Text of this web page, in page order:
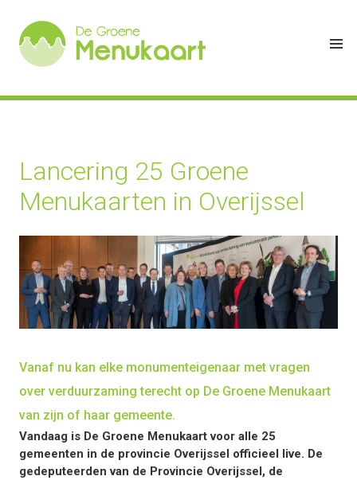
Lancering 25 Groene
Menukaarten in Overijssel
Vanaf nu kan elke monumenteigenaar met vragen
over verduurzaming terecht op De Groene Menukaart
van zijn of haar gemeente.
Vandaag is De Groene Menukaart voor alle 25
gemeenten in de provincie Overijssel officieel live. De
gedeputeerden van de Provincie Overijssel, de